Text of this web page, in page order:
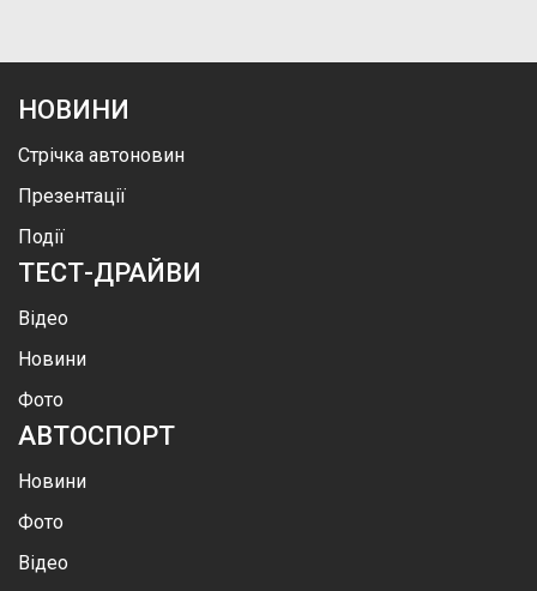
НОВИНИ
Стрічка автоновин
Презентації
Події
ТЕСТ-ДРАЙВИ
Відео
Новини
Фото
АВТОСПОРТ
Новини
Фото
Відео